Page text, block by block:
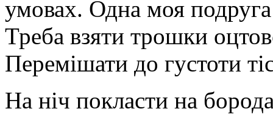
умовах. Одна моя подруга
Треба взяти трошки
Перемішати до густоти
На ніч покласти на